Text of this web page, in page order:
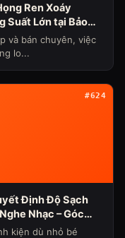
Ren Xoáy
Suất Lớn tại Bảo
339)
và bán chuyên, việc
lo...
#624
Định Độ Sạch
Nhạc – Góc
kiện dù nhỏ bé